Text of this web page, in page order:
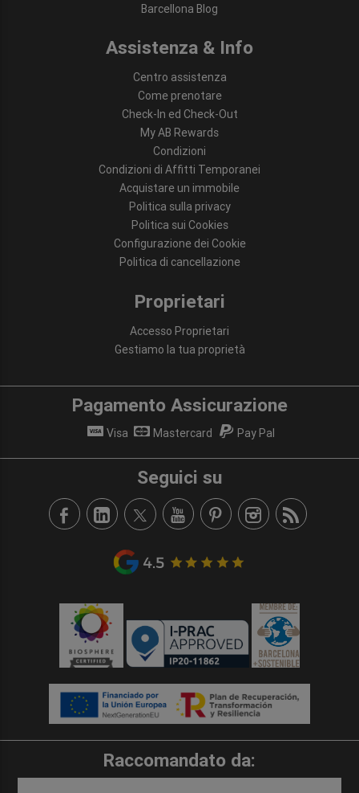
Barcellona Blog
Assistenza & Info
Centro assistenza
Come prenotare
Check-In ed Check-Out
My AB Rewards
Condizioni
Condizioni di Affitti Temporanei
Acquistare un immobile
Politica sulla privacy
Politica sui Cookies
Configurazione dei Cookie
Politica di cancellazione
Proprietari
Accesso Proprietari
Gestiamo la tua proprietà
Pagamento Assicurazione
Visa Mastercard Pay Pal
Seguici su
Raccomandato da: